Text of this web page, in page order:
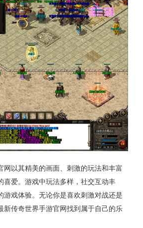
网以其精美的画面、刺激的玩法和丰富
喜爱。游戏中玩法多样，社交互动丰
游戏体验。无论你是喜欢刺激对战还是
新传奇世界手游官网找到属于自己的乐